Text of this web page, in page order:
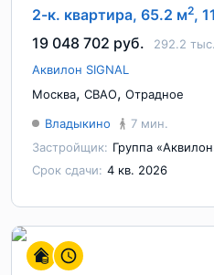
2-к. квартира, 65.2 м2,
19 048 702 руб.
292.2
Аквилон SIGNAL
Москва, СВАО, Отрадное
Владыкино
7 мин.
Застройщик: Группа
Срок сдачи: 4 кв. 2026